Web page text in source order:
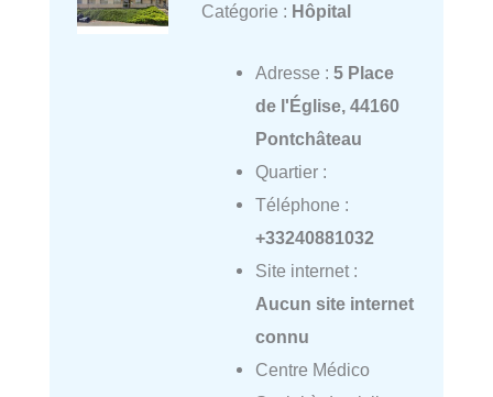
Catégorie : Hôpital
Adresse : 5 Place
de l'Église, 44160
Pontchâteau
Quartier :
Téléphone :
+33240881032
Site internet :
Aucun site internet
connu
Centre Médico